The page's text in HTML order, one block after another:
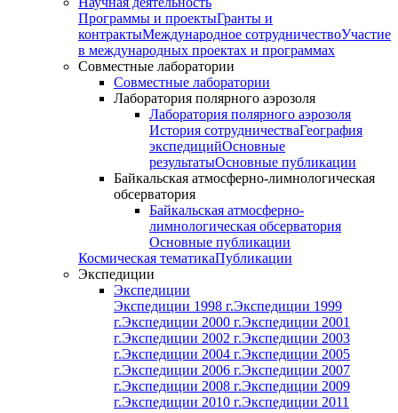
Программы и проектыГранты и
контрактыМеждународное сотрудничествоУчастие
в международных проектах и программах
Совместные лаборатории
Совместные лаборатории
Лаборатория полярного аэрозоля
Лаборатория полярного аэрозоля
История сотрудничестваГеография
экспедицийОсновные
результатыОсновные публикации
Байкальская атмосферно-лимнологическая
обсерватория
Байкальская атмосферно-
лимнологическая обсерватория
Основные публикации
Космическая тематикаПубликации
Экспедиции
Экспедиции
Экспедиции 1998 г.Экспедиции 1999
г.Экспедиции 2000 г.Экспедиции 2001
г.Экспедиции 2002 г.Экспедиции 2003
г.Экспедиции 2004 г.Экспедиции 2005
г.Экспедиции 2006 г.Экспедиции 2007
г.Экспедиции 2008 г.Экспедиции 2009
г.Экспедиции 2010 г.Экспедиции 2011